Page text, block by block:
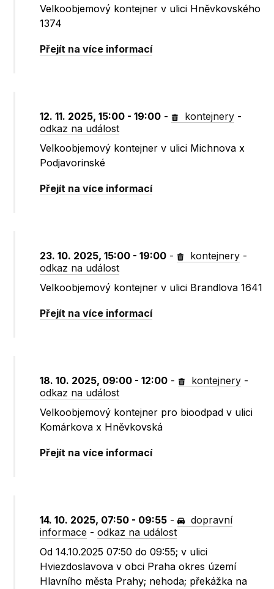
Velkoobjemový kontejner v ulici Hněvkovského
1374
Přejít na více informací
12. 11. 2025, 15:00 - 19:00 - kontejnery -
odkaz na událost
Velkoobjemový kontejner v ulici Michnova x
Podjavorinské
Přejít na více informací
23. 10. 2025, 15:00 - 19:00 - kontejnery -
odkaz na událost
Velkoobjemový kontejner v ulici Brandlova 1641
Přejít na více informací
18. 10. 2025, 09:00 - 12:00 - kontejnery -
odkaz na událost
Velkoobjemový kontejner pro bioodpad v ulici
Komárkova x Hněvkovská
Přejít na více informací
14. 10. 2025, 07:50 - 09:55 -
dopravní
informace -odkaz na událost
Od 14.10.2025 07:50 do 09:55; v ulici
Hviezdoslavova v obci Praha okres území
Hlavního města Prahy; nehoda; překážka na